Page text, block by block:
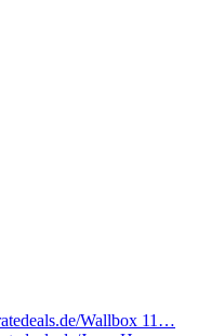
Wallbox 11…